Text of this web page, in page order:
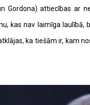
Gordona) attiecības ar
kas nav laimīga
ka tiešām ir, kam